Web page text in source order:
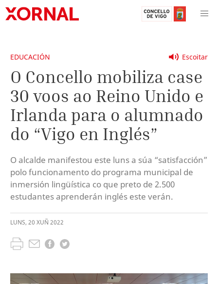
Escoitar
EDUCACIÓN
O Concello mobiliza case
30 voos ao Reino Unido e
Irlanda para o alumnado
do “Vigo en Inglés”
O alcalde manifestou este luns a súa “satisfacción”
polo funcionamento do programa municipal de
inmersión lingüística co que preto de 2.500
estudantes aprenderán inglés este verán.
LUNS, 20 XUÑ 2022